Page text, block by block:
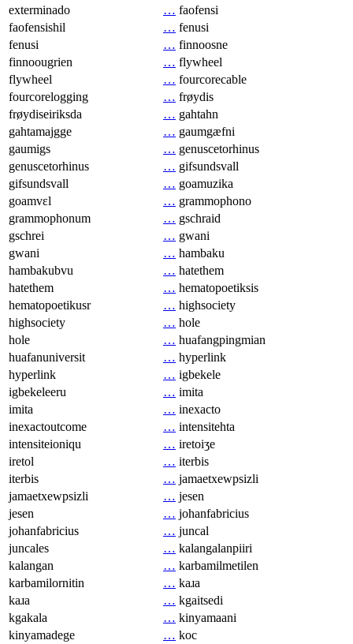
exterminado
… faofensi
faofensishil
… fenusi
fenusi
… finnoosne
finnoougrien
… flywheel
flywheel
… fourcorecable
fourcorelogging
… frøydis
frøydiseiriksda
… gahtahn
gahtamajgge
… gaumgæfni
gaumigs
… genuscetorhinus
genuscetorhinus
… gifsundsvall
gifsundsvall
… goamuzika
goamvɛl
… grammophono
grammophonum
… gschraid
gschrei
… gwani
gwani
… hambaku
hambakubvu
… hatethem
hatethem
… hematopoetiksis
hematopoetikusr
… highsociety
highsociety
… hole
hole
… huafangpingmian
huafanuniversit
… hyperlink
hyperlink
… igbekele
igbekeleeru
… imita
imita
… inexacto
inexactoutcome
… intensitehta
intensiteioniqu
… iretoiʒe
iretol
… iterbis
iterbis
… jamaetxewpsizli
jamaetxewpsizli
… jesen
jesen
… johanfabricius
johanfabricius
… juncal
juncales
… kalangalanpiiri
kalangan
… karbamilmetilen
karbamilornitin
… kaɹa
kaɹa
… kgaitsedi
kgakala
… kinyamaani
kinyamadege
… koc